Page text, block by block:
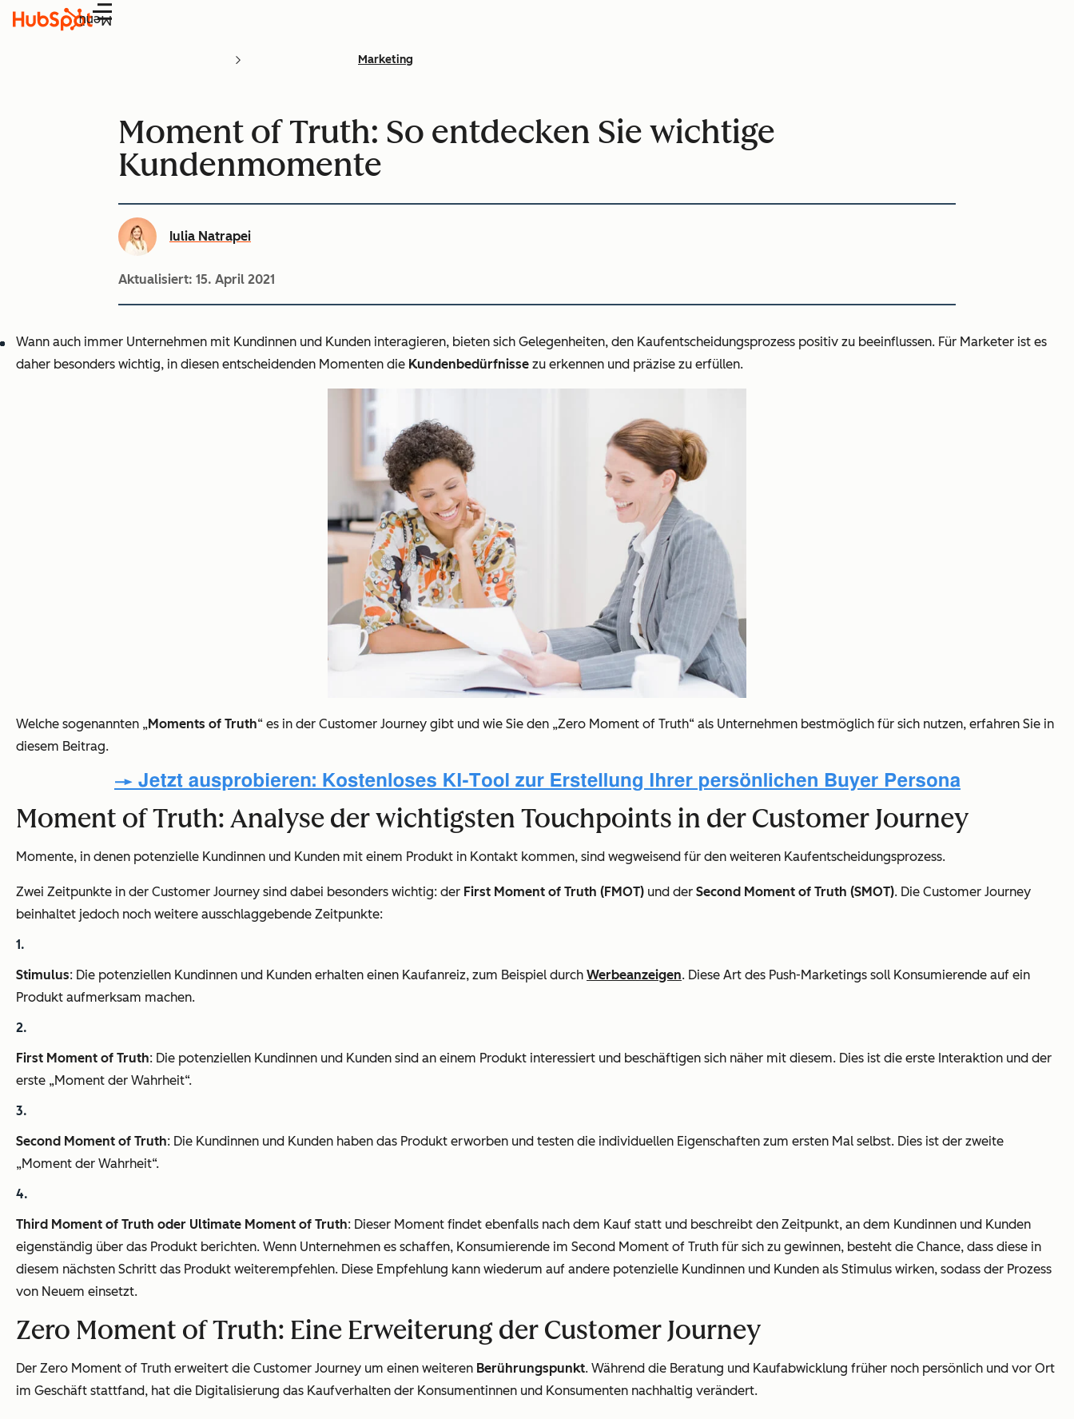
Menü
Marketing
Moment of Truth: So entdecken Sie wichtige
Kundenmomente
Iulia Natrapei
Aktualisiert: 15. April 2021
Wann auch immer Unternehmen mit Kundinnen und Kunden interagieren, bieten sich Gelegenheiten, den Kaufentscheidungsprozess positiv zu beeinflussen. Für Marketer ist es
daher besonders wichtig, in diesen entscheidenden Momenten die Kundenbedürfnisse zu erkennen und präzise zu erfüllen.
Welche sogenannten „Moments of Truth“ es in der Customer Journey gibt und wie Sie den „Zero Moment of Truth“ als Unternehmen bestmöglich für sich nutzen, erfahren Sie in
diesem Beitrag.
Moment of Truth: Analyse der wichtigsten Touchpoints in der Customer Journey
Momente, in denen potenzielle Kundinnen und Kunden mit einem Produkt in Kontakt kommen, sind wegweisend für den weiteren Kaufentscheidungsprozess.
Zwei Zeitpunkte in der Customer Journey sind dabei besonders wichtig: der First Moment of Truth (FMOT) und der Second Moment of Truth (SMOT). Die Customer Journey
beinhaltet jedoch noch weitere ausschlaggebende Zeitpunkte:
Stimulus: Die potenziellen Kundinnen und Kunden erhalten einen Kaufanreiz, zum Beispiel durch Werbeanzeigen. Diese Art des Push-Marketings soll Konsumierende auf ein
Produkt aufmerksam machen.
First Moment of Truth: Die potenziellen Kundinnen und Kunden sind an einem Produkt interessiert und beschäftigen sich näher mit diesem. Dies ist die erste Interaktion und der
erste „Moment der Wahrheit“.
Second Moment of Truth: Die Kundinnen und Kunden haben das Produkt erworben und testen die individuellen Eigenschaften zum ersten Mal selbst. Dies ist der zweite
„Moment der Wahrheit“.
Third Moment of Truth oder Ultimate Moment of Truth: Dieser Moment findet ebenfalls nach dem Kauf statt und beschreibt den Zeitpunkt, an dem Kundinnen und Kunden
eigenständig über das Produkt berichten. Wenn Unternehmen es schaffen, Konsumierende im Second Moment of Truth für sich zu gewinnen, besteht die Chance, dass diese in
diesem nächsten Schritt das Produkt weiterempfehlen. Diese Empfehlung kann wiederum auf andere potenzielle Kundinnen und Kunden als Stimulus wirken, sodass der Prozess
von Neuem einsetzt.
Zero Moment of Truth: Eine Erweiterung der Customer Journey
Der Zero Moment of Truth erweitert die Customer Journey um einen weiteren Berührungspunkt. Während die Beratung und Kaufabwicklung früher noch persönlich und vor Ort
im Geschäft stattfand, hat die Digitalisierung das Kaufverhalten der Konsumentinnen und Konsumenten nachhaltig verändert.